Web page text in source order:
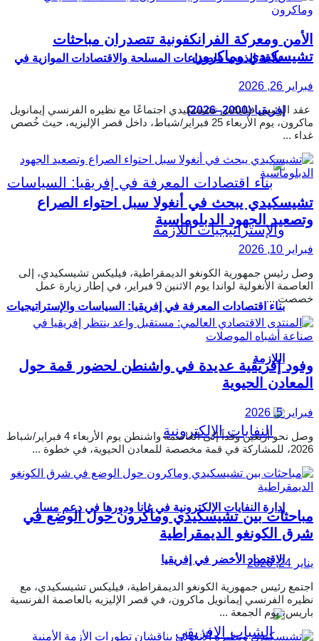
علاقة الذهب بالصراعات المسلحة والاقتصادات الموازية في
إفريقيا (2000–2026)
بناء اقتصادات المعرفة في إفريقيا: السياسات والإستراتيجيات
اللازمة
إدارة النفايات الإلكترونية في غانا ودورها في دعم مسار
الاقتصاد الأخضر في إفريقيا
الأمن ومعركة الفرانكفونية تتصدران مباحثات
تشيسكيدي وماكرون
فبراير 26, 2026
عقد الرئيس فيليكس تشيسكيدي اجتماعًا مع نظيره الفرنسي إيمانويل
ماكرون، يوم الأربعاء 25 فبراير/شباط، داخل قصر الإليزيه، حيث خُصص
غداء ...
تشيسكيدي يبحث في أنغولا سبل احتواء الصراع
وتصعيد الجهود الدبلوماسية
فبراير 10, 2026
وصل رئيس جمهورية الكونغو الديمقراطية، فيليكس تشيسكيدي، إلى
العاصمة الأنغولية لواندا يوم الاثنين 9 فبراير، في إطار زيارة عمل
خصصت ...
وفود إفريقية عديدة في واشنطن لحضور قمة حول
المعادن الحيوية
فبراير 5, 2026
وصل نحو أربعين وفداً إلى العاصمة واشنطن يوم الأربعاء 4 فبراير/شباط
2026، للمشاركة في قمة مخصصة للمعادن الحيوية، في خطوة ...
مباحثات بين تشيسكيدي وماكرون حول الوضع في
شرق الكونغو الديمقراطية
يناير 24, 2026
اجتمع رئيس جمهورية الكونغو الديمقراطية، فيليكس تشيسكيدي، مع
نظيره الفرنسي إيمانويل ماكرون، في قصر الإليزيه بالعاصمة الفرنسية
باريس، يوم الجمعة ...